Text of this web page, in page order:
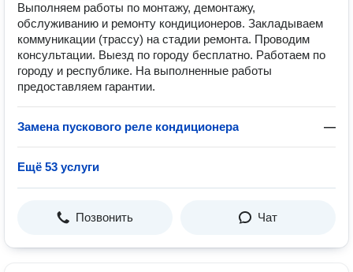
Выполняем работы по монтажу, демонтажу,
обслуживанию и ремонту кондиционеров. Закладываем
коммуникации (трассу) на стадии ремонта. Проводим
консультации. Выезд по городу бесплатно. Работаем по
городу и республике. На выполненные работы
предоставляем гарантии.
Замена пускового реле кондиционера —
Ещё 53 услуги
Позвонить Чат